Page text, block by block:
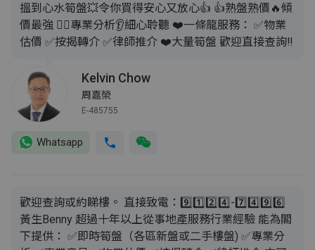
搵到心水筍盤💥令你買得安心又放心👍 👍熟盤熟價🔥傾
價最強 💁‍♂️專業分析👂細心聆聽 ❤️一條龍服務： ✅️物業
估價 ✅️按揭轉介 ✅️律師推介 ❤️大量筍盤 歡迎直接查詢‼️
Kelvin Chow
周嘉榮
E-485755
Whatsapp
歡迎查詢或約睇樓。 直接致電：9️⃣1️⃣2️⃣4️⃣-7️⃣4️⃣9️⃣6️⃣
黃生Benny 超過十年以上從事地產服務行業經驗 能為閣
下提供： ✅即時筍盤（各區新盤或二手樓盤) ✅專業分